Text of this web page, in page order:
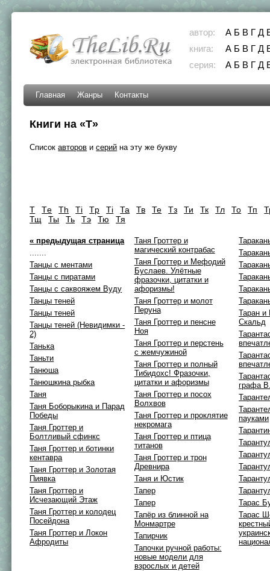
автор: А Б В Г Д
книга:
А Б В Г Д
серия:
А Б В Г Д
Главная Жанры Контакты
Книги на «Т»
Списокавторов исерий на эту же букву
Т Тe Тh Тi Тp Ті Та Тв Те Тз Ти Тк Тл То Тп
Тщ
Ты Ть Тэ Тю Тя
« предыдущая страница
.......
Танцы с ментами
Танцы с пиратами
Танцы с саквояжем Вуду
Танцы теней
Танцы теней
Танцы теней (Невидимки -
2)
Танька
Таньти
Танюша
Танюшкина рыбка
Таня
Таня Боборыкина и Парад
Победы
Таня Гроттер и
Болтливый сфинкс
Таня Гроттер и ботинки
кентавра
Таня Гроттер и Золотая
Пиявка
Таня Гроттер и
Исчезающий Этаж
Таня Гроттер и колодец
Посейдона
Таня Гроттер и Локон
Афродиты
Таня Гроттер и
магический контрабас
Таня Гроттер и Мефодий
Буслаев. Улётные
фразочки, цитатки и
афоризмы!
Таня Гроттер и молот
Перуна
Таня Гроттер и пенсне
Ноя
Таня Гроттер и перстень
с жемчужиной
Таня Гроттер и полный
Тибидохс! Фразочки,
цитатки и афоризмы
Таня Гроттер и посох
Волхвов
Таня Гроттер и проклятие
некромага
Таня Гроттер и птица
титанов
Таня Гроттер и трон
Древнира
Таня и Юстик
Тапер
Тапер
Тапёр из блинной на
Монмартре
Тапирчик
Тапочки ручной работы:
новые модели для
взрослых и детей
Таран и
Скальд
графа
пауками
Тарас
Тарас